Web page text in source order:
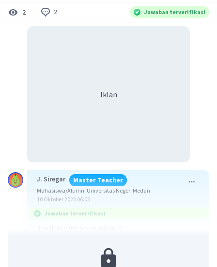
2 2 Jawaban terverifikasi
Iklan
J. Siregar Master Teacher
Mahasiswa/Alumni Universitas Negeri Medan
10 Oktober 2023 06:03
Jawaban terverifikasi
Salah satu prinsip kimia hijau adalah use of renewable
feedstocks (penggunaan bahan baku terbarukan).